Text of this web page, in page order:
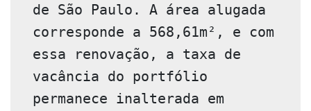
de São Paulo. A área alugada
corresponde a 568,61m², e com
essa renovação, a taxa de
vacância do portfólio
permanece inalterada em